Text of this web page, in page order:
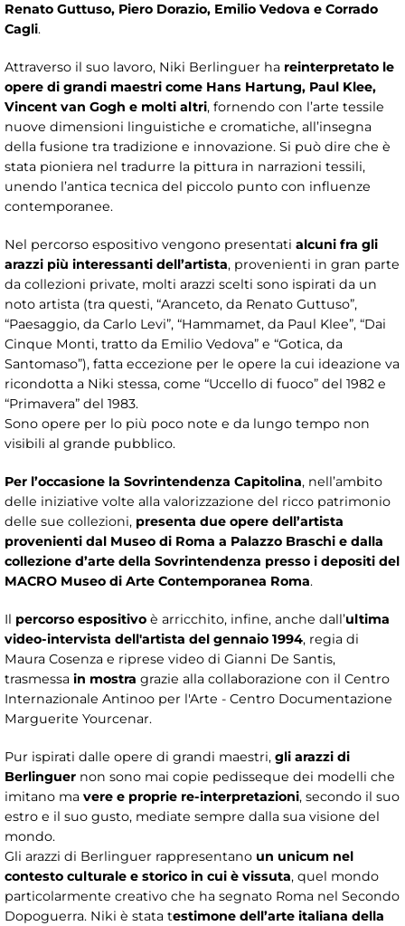
Renato Guttuso, Piero Dorazio, Emilio Vedova e Corrado
Cagli.
Attraverso il suo lavoro, Niki Berlinguer ha reinterpretato le
opere di grandi maestri come Hans Hartung, Paul Klee,
Vincent van Gogh e molti altri, fornendo con l’arte tessile
nuove dimensioni linguistiche e cromatiche, all’insegna
della fusione tra tradizione e innovazione. Si può dire che è
stata pioniera nel tradurre la pittura in narrazioni tessili,
unendo l’antica tecnica del piccolo punto con influenze
contemporanee.
Nel percorso espositivo vengono presentati alcuni fra gli
arazzi più interessanti dell’artista, provenienti in gran parte
da collezioni private, molti arazzi scelti sono ispirati da un
noto artista (tra questi, “Aranceto, da Renato Guttuso”,
“Paesaggio, da Carlo Levi”, “Hammamet, da Paul Klee”, “Dai
Cinque Monti, tratto da Emilio Vedova” e “Gotica, da
Santomaso”), fatta eccezione per le opere la cui ideazione va
ricondotta a Niki stessa, come “Uccello di fuoco” del 1982 e
“Primavera” del 1983.
Sono opere per lo più poco note e da lungo tempo non
visibili al grande pubblico.
Per l’occasione la Sovrintendenza Capitolina, nell’ambito
delle iniziative volte alla valorizzazione del ricco patrimonio
delle sue collezioni, presenta due opere dell’artista
provenienti dal Museo di Roma a Palazzo Braschi e dalla
collezione d’arte della Sovrintendenza presso i depositi del
MACRO Museo di Arte Contemporanea Roma.
Il percorso espositivo è arricchito, infine, anche dall’ultima
video-intervista dell'artista del gennaio 1994, regia di
Maura Cosenza e riprese video di Gianni De Santis,
trasmessa in mostra grazie alla collaborazione con il Centro
Internazionale Antinoo per l'Arte - Centro Documentazione
Marguerite Yourcenar.
Pur ispirati dalle opere di grandi maestri, gli arazzi di
Berlinguer non sono mai copie pedisseque dei modelli che
imitano ma vere e proprie re-interpretazioni, secondo il suo
estro e il suo gusto, mediate sempre dalla sua visione del
mondo.
Gli arazzi di Berlinguer rappresentano un unicum nel
contesto culturale e storico in cui è vissuta, quel mondo
particolarmente creativo che ha segnato Roma nel Secondo
Dopoguerra. Niki è stata testimone dell’arte italiana della